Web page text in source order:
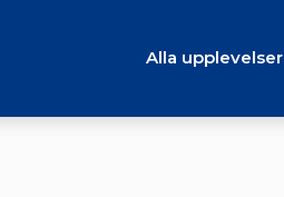
Alla upplevelser